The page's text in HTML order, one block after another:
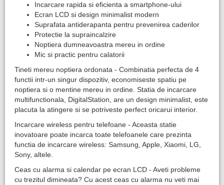
Incarcare rapida si eficienta a smartphone-ului
Ecran LCD si design minimalist modern
Suprafata antiderapanta pentru prevenirea caderilor
Protectie la supraincalzire
Noptiera dumneavoastra mereu in ordine
Mic si practic pentru calatorii
Tineti mereu noptiera ordonata - Combinatia perfecta de 4
functii intr-un singur dispozitiv, economiseste spatiu pe
noptiera si o mentine mereu in ordine. Statia de incarcare
multifunctionala, DigitalStation, are un design minimalist, este
placuta la atingere si se potriveste perfect oricarui interior.
Incarcare wireless pentru telefoane - Aceasta statie
inovatoare poate incarca toate telefoanele care prezinta
functia de incarcare wireless: Samsung, Apple, Xiaomi, LG,
Sony, altele.
Ceas cu alarma si calendar pe ecran LCD - Aveti probleme
cu trezitul dimineata? Cu acest ceas cu alarma nu veti mai